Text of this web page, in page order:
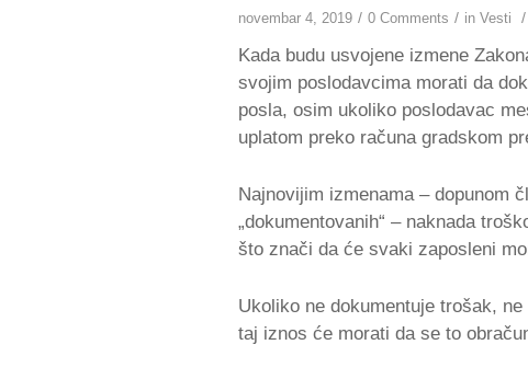
novembar 4, 2019 / 0 Comments / in Vesti /
Kada budu usvojene izmene
svojim poslodavcima morati da
posla, osim ukoliko poslodavac
uplatom preko računa gradskom
Najnovijim izmenama – dopunom
„dokumentovanih“ – naknada
što znači da će svaki zaposleni
Ukoliko ne dokumentuje trošak,
taj iznos će morati da se to